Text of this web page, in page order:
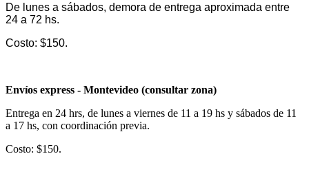
De lunes a sábados, demora de entrega aproximada entre
24 a 72 hs.
Costo: $150.
Envíos express - Montevideo (consultar zona)
Entrega en 24 hrs, de lunes a viernes de 11 a 19 hs y sábados de 11
a 17 hs, con coordinación previa.
Costo: $150.